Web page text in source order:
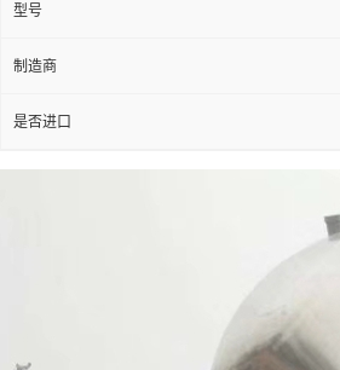
型号
制造商
是否进口